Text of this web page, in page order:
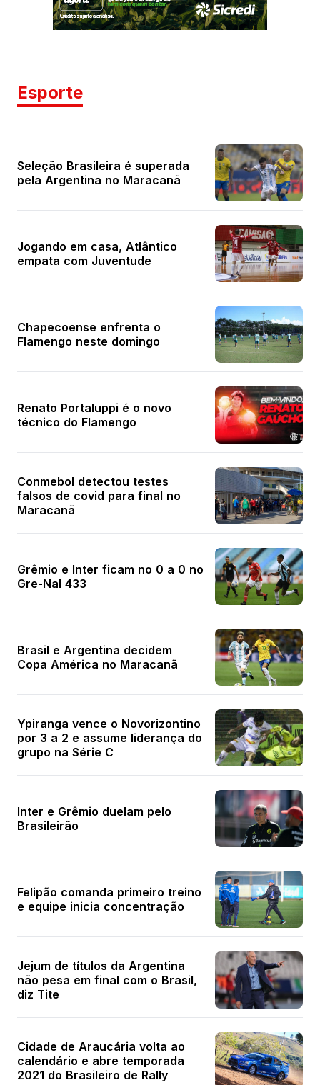
Esporte
Seleção Brasileira é superada
pela Argentina no Maracanã
Jogando em casa, Atlântico
empata com Juventude
Chapecoense enfrenta o
Flamengo neste domingo
Renato Portaluppi é o novo
técnico do Flamengo
Conmebol detectou testes
falsos de covid para final no
Maracanã
Grêmio e Inter ficam no 0 a 0 no
Gre-Nal 433
Brasil e Argentina decidem
Copa América no Maracanã
Ypiranga vence o Novorizontino
por 3 a 2 e assume liderança do
grupo na Série C
Inter e Grêmio duelam pelo
Brasileirão
Felipão comanda primeiro treino
e equipe inicia concentração
Jejum de títulos da Argentina
não pesa em final com o Brasil,
diz Tite
Cidade de Araucária volta ao
calendário e abre temporada
2021 do Brasileiro de Rally